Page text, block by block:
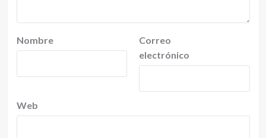
Nombre
Correo
electrónico
Web